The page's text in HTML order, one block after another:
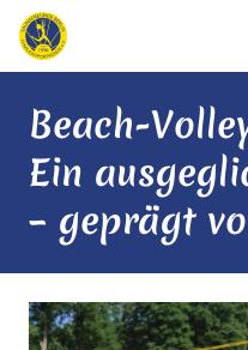
Beach-
Ein
– geprägt